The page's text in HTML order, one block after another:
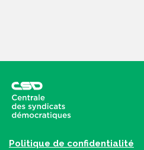
Politique de confidentialité